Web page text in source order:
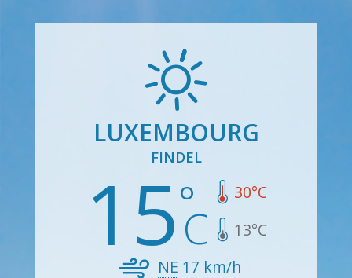
LUXEMBOURG
FINDEL
15 30°C
13°C
NE 17 km/h